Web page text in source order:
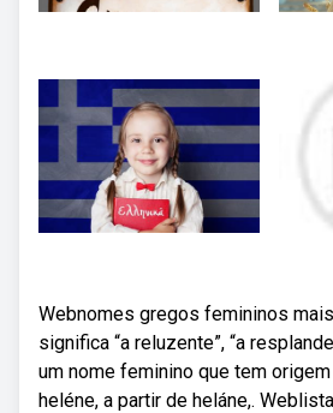
Webnomes gregos femininos
significa “a reluzente”, “a
um nome feminino que tem
heléne, a partir de heláne,.